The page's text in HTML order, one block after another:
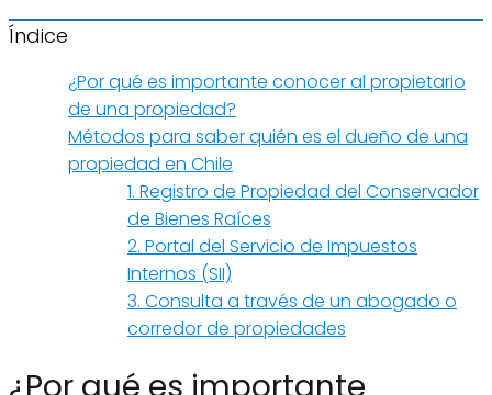
Índice
¿Por qué es importante conocer al propietario
de una propiedad?
Métodos para saber quién es el dueño de una
propiedad en Chile
1. Registro de Propiedad del Conservador
de Bienes Raíces
2. Portal del Servicio de Impuestos
Internos (SII)
3. Consulta a través de un abogado o
corredor de propiedades